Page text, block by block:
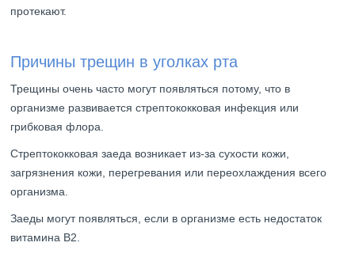
протекают.
Причины трещин в уголках рта
Трещины очень часто могут появляться потому, что в
организме развивается стрептококковая инфекция или
грибковая флора.
Стрептококковая заеда возникает из-за сухости кожи,
загрязнения кожи, перегревания или переохлаждения всего
организма.
Заеды могут появляться, если в организме есть недостаток
витамина В2.